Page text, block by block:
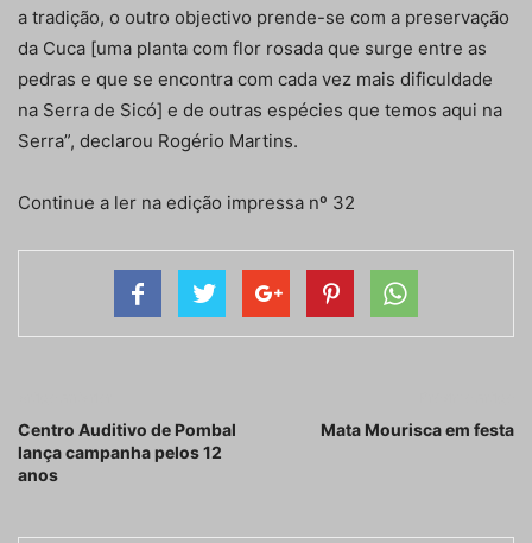
a tradição, o outro objectivo prende-se com a preservação
da Cuca [uma planta com flor rosada que surge entre as
pedras e que se encontra com cada vez mais dificuldade
na Serra de Sicó] e de outras espécies que temos aqui na
Serra”, declarou Rogério Martins.
Continue a ler na edição impressa nº 32
Centro Auditivo de Pombal
lança campanha pelos 12
anos
Mata Mourisca em festa